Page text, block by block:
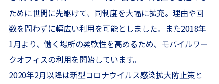
ために世間に先駆けて、同制度を大幅に拡充。理由や回
数を問わずに幅広い利用を可能としました。また2018年
1月より、働く場所の柔軟性を高めるため、モバイルワー
クオフィスの利用を開始しています。
2020年2月以降は新型コロナウイルス感染拡大防止策と